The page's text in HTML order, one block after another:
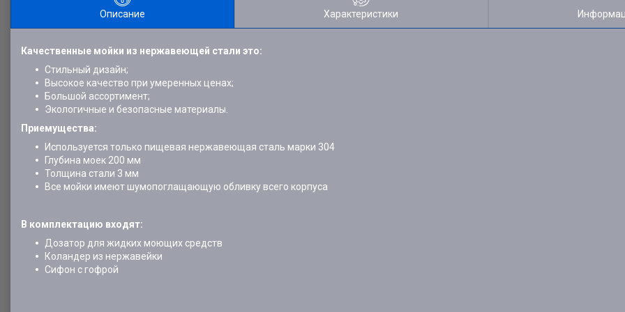
Описание Характеристики
Качественные мойки из нержавеющей стали это:
Стильный дизайн;
Высокое качество при умеренных ценах;
Большой ассортимент;
Экологичные и безопасные материалы.
Приемущества:
Используется только пищевая нержавеющая сталь марки 304
Глубина моек 200 мм
Толщина стали 3 мм
Все мойки имеют шумопоглащающую обливку всего корпуса
В комплектацию входят:
Дозатор для жидких моющих средств
Коландер из нержавейки
Сифон с гофрой